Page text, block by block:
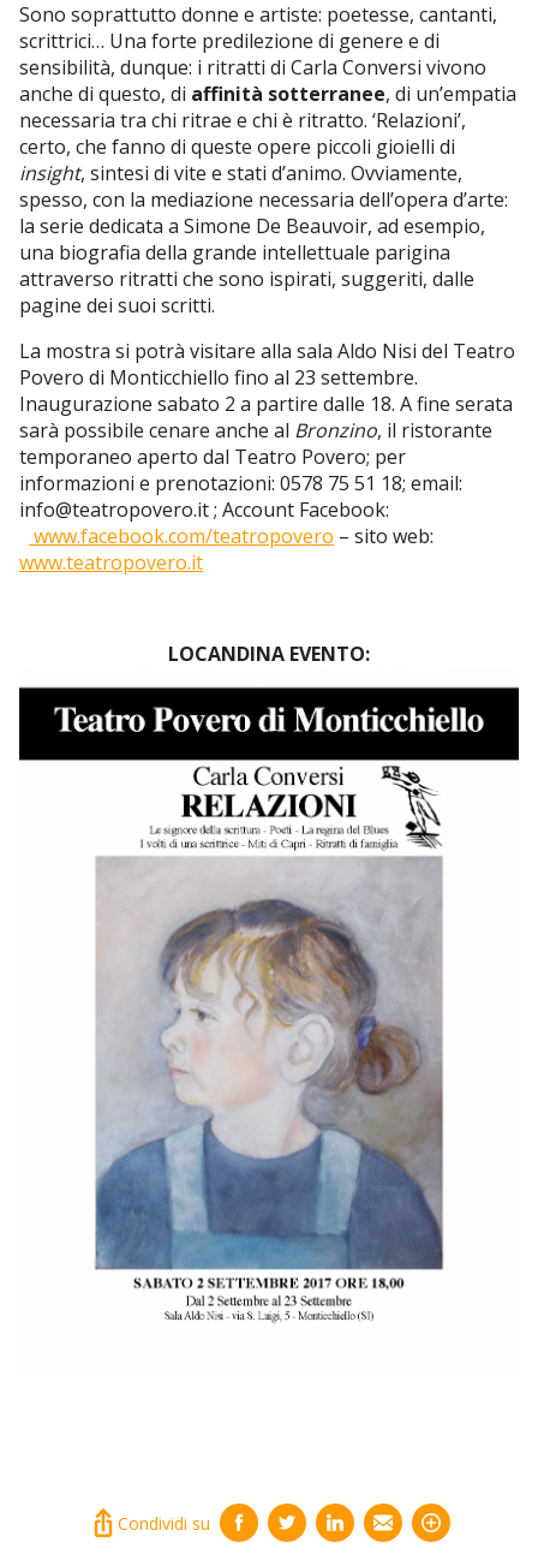
Sono soprattutto donne e artiste: poetesse, cantanti,
scrittrici… Una forte predilezione di genere e di
sensibilità, dunque: i ritratti di Carla Conversi vivono
anche di questo, di affinità sotterranee, di un’empatia
necessaria tra chi ritrae e chi è ritratto. ‘Relazioni’,
certo, che fanno di queste opere piccoli gioielli di
insight, sintesi di vite e stati d’animo. Ovviamente,
spesso, con la mediazione necessaria dell’opera d’arte:
la serie dedicata a Simone De Beauvoir, ad esempio,
una biografia della grande intellettuale parigina
attraverso ritratti che sono ispirati, suggeriti, dalle
pagine dei suoi scritti.
La mostra si potrà visitare alla sala Aldo Nisi del Teatro
Povero di Monticchiello fino al 23 settembre.
Inaugurazione sabato 2 a partire dalle 18. A fine serata
sarà possibile cenare anche al Bronzino, il ristorante
temporaneo aperto dal Teatro Povero; per
informazioni e prenotazioni: 0578 75 51 18; email:
info@teatropovero.it ; Account Facebook:
www.facebook.com/teatropovero – sito web:
www.teatropovero.it
LOCANDINA EVENTO:
Condividi su